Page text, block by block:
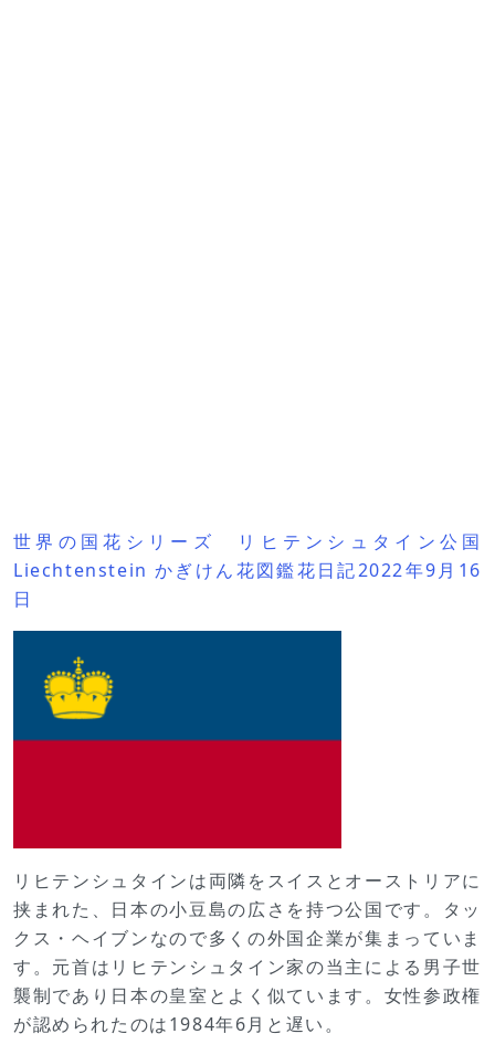
世界の国花シリーズ リヒテンシュタイン公国
Liechtenstein かぎけん花図鑑花日記2022年9月16
日
リヒテンシュタインは両隣をスイスとオーストリアに
挟まれた、日本の小豆島の広さを持つ公国です。タッ
クス・ヘイブンなので多くの外国企業が集まっていま
す。元首はリヒテンシュタイン家の当主による男子世
襲制であり日本の皇室とよく似ています。女性参政権
が認められたのは1984年6月と遅い。